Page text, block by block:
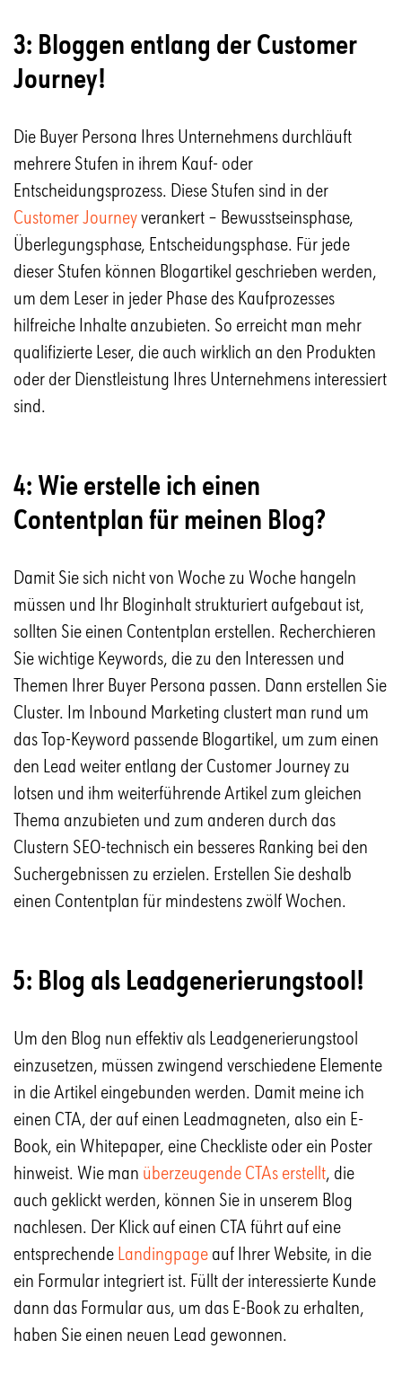
3: Bloggen entlang der Customer
Journey!
Die Buyer Persona Ihres Unternehmens durchläuft
mehrere Stufen in ihrem Kauf- oder
Entscheidungsprozess. Diese Stufen sind in der
Customer Journeyverankert – Bewusstseinsphase,
Überlegungsphase, Entscheidungsphase. Für jede
dieser Stufen können Blogartikel geschrieben werden,
um dem Leser in jeder Phase des Kaufprozesses
hilfreiche Inhalte anzubieten. So erreicht man mehr
qualifizierte Leser, die auch wirklich an den Produkten
oder der Dienstleistung Ihres Unternehmens interessiert
sind.
4: Wie erstelle ich einen
Contentplan für meinen Blog?
Damit Sie sich nicht von Woche zu Woche hangeln
müssen und Ihr Bloginhalt strukturiert aufgebaut ist,
sollten Sie einen Contentplan erstellen. Recherchieren
Sie wichtige Keywords, die zu den Interessen und
Themen Ihrer Buyer Persona passen. Dann erstellen Sie
Cluster. Im Inbound Marketing clustert man rund um
das Top-Keyword passende Blogartikel, um zum einen
den Lead weiter entlang der Customer Journey zu
lotsen und ihm weiterführende Artikel zum gleichen
Thema anzubieten und zum anderen durch das
Clustern SEO-technisch ein besseres Ranking bei den
Suchergebnissen zu erzielen. Erstellen Sie deshalb
einen Contentplan für mindestens zwölf Wochen.
5: Blog als Leadgenerierungstool!
Um den Blog nun effektiv als Leadgenerierungstool
einzusetzen, müssen zwingend verschiedene Elemente
in die Artikel eingebunden werden. Damit meine ich
einen CTA, der auf einen Leadmagneten, also ein E-
Book, ein Whitepaper, eine Checkliste oder ein Poster
hinweist. Wie man überzeugende CTAs erstellt, die
auch geklickt werden, können Sie in unserem Blog
nachlesen. Der Klick auf einen CTA führt auf eine
entsprechende Landingpage auf Ihrer Website, in die
ein Formular integriert ist. Füllt der interessierte Kunde
dann das Formular aus, um das E-Book zu erhalten,
haben Sie einen neuen Lead gewonnen.